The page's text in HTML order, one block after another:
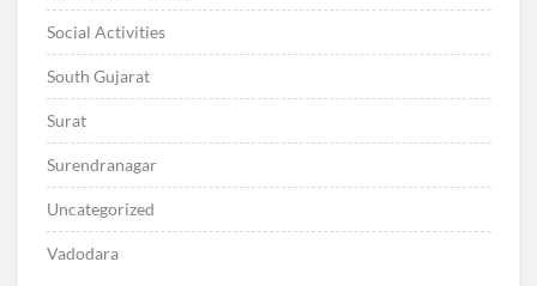
Social Activities
South Gujarat
Surat
Surendranagar
Uncategorized
Vadodara